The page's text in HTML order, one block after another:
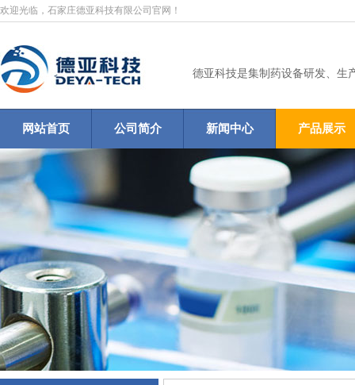
欢迎光临，石家庄德亚科技有限公司官网！
德亚科技是集制药设备研发、生
网站首页 公司简介 新闻中心 产品展示